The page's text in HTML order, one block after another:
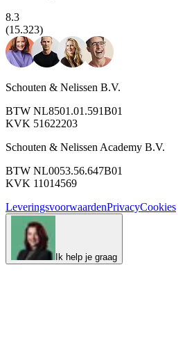
8.3
(15.323)
Schouten & Nelissen B.V.
BTW NL8501.01.591B01
KVK 51622203
Schouten & Nelissen Academy B.V.
BTW NL0053.56.647B01
KVK 11014569
LeveringsvoorwaardenPrivacyCookies
Ik help je graag